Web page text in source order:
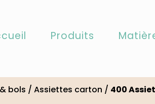
Produits
bols / Assiettes carton / 400